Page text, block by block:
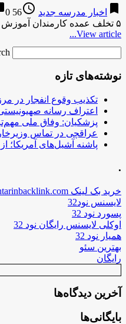
bookmark اخبار مدرسه جدید access_time
56 years ago
0
۵ تخلف عمده کارمندان آموزش‌ و پرورش معاون حقوقی و پارلمانی وزارت آموزش و پرورش ضمن اعلام ۵ تخلف عمده …
View article...
…
نوشته‌های تازه
تکذیب وقوع انفجار در
اعتراف رسانه
پزشکیان: وفاق ملی
عراقچی در تماس
پاشنه آشیل‌های آمریکا؛
.
خرید بک لینک behtarinbacklink.com
لایسنس نود32
پسورد نود 32
اوکلی لایسنس رایگان نود 32
همیار نود 32
بهترین سئو
رایگان
آخرین دیدگاه‌ها
بایگانی‌ها